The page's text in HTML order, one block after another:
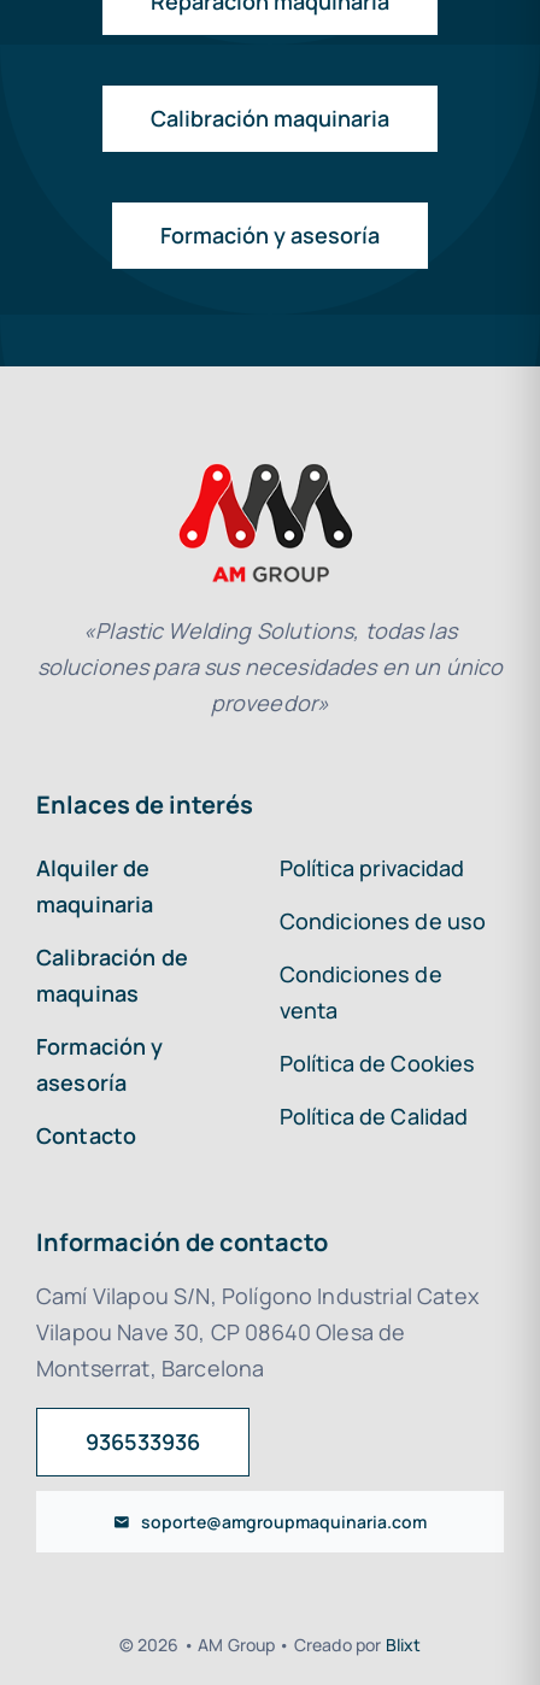
Calibración maquinaria
Formación y asesoría
«Plastic Welding Solutions, todas las
soluciones para sus necesidades en un único
proveedor»
Enlaces de interés
Alquiler de
maquinaria
Calibración de
maquinas
Formación y
asesoría
Contacto
Política privacidad
Condiciones de uso
Condiciones de
venta
Política de Cookies
Política de Calidad
Información de contacto
Camí Vilapou S/N, Polígono Industrial Catex
Vilapou Nave 30, CP 08640 Olesa de
Montserrat, Barcelona
936533936
soporte@amgroupmaquinaria.com
© 2026 • AM Group • Creado por Blixt